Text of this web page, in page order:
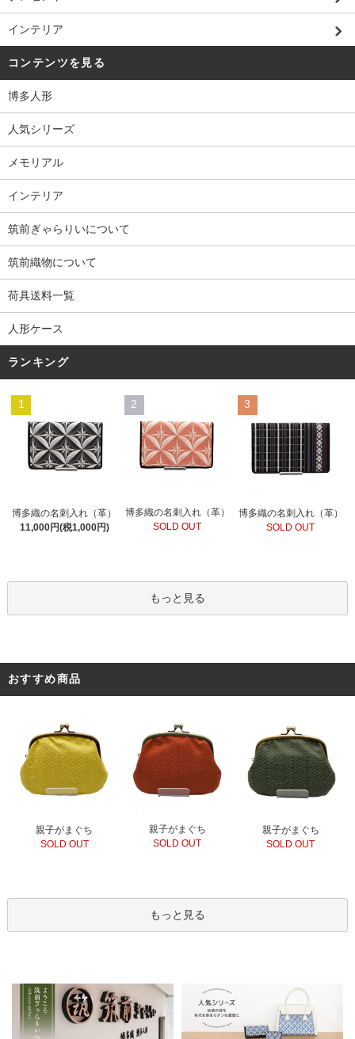
インテリア
コンテンツを見る
博多人形
人気シリーズ
メモリアル
インテリア
筑前ぎゃらりいについて
筑前織物について
荷具送料一覧
人形ケース
ランキング
1
博多織の名刺入れ（革）
11,000円(税1,000円)
2
博多織の名刺入れ（革）
SOLD OUT
3
博多織の名刺入れ（革）
SOLD OUT
もっと見る
おすすめ商品
親子がまぐち
SOLD OUT
親子がまぐち
SOLD OUT
親子がまぐち
SOLD OUT
もっと見る